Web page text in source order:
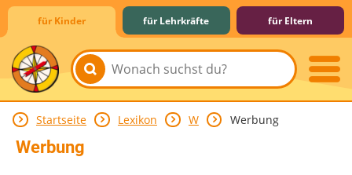
für Kinder für Lehrkräfte für Eltern
Lernen & Schule
Hobby & Freizeit
Spiel & Spaß
Mitreden & Mitmachen
Startseite Lexikon W Werbung
Werbung